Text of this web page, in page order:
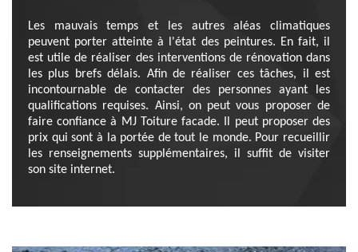
Les mauvais temps et les autres aléas climatiques
peuvent porter atteinte à l'état des peintures. En fait, il
est utile de réaliser des interventions de rénovation dans
les plus brefs délais. Afin de réaliser ces tâches, il est
incontournable de contacter des personnes ayant les
qualifications requises. Ainsi, on peut vous proposer de
faire confiance à MJ Toiture facade. Il peut proposer des
prix qui sont à la portée de tout le monde. Pour recueillir
les renseignements supplémentaires, il suffit de visiter
son site internet.